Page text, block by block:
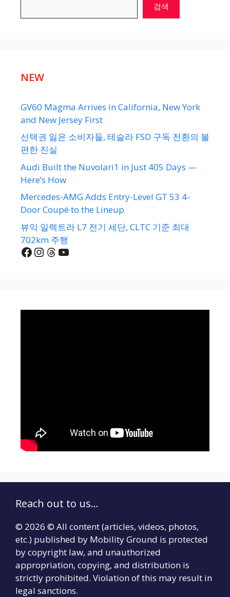
검색
NEW
GV60 Magma Arrives in California, New York
and New Jersey First
선택권 잃은 소비자들, 테슬라 FSD 구독 전환의 불
편한 진실
Audi Built the Nuvolari1 in Just 405 Days —
Here’s How
Mercedes-AMG Adds Entry-Level GT 53 4-
Door Coupé to the Lineup
뷰익 일렉트라 L7 전기 세단, CLTC 기준 최대
702km 주행
Facebook
Instagram
Threads
YouTube
Reach out to us...
© 2026 © All content (articles, videos, photos,
etc.) published by Mobility Ground is protected
by copyright law, and unauthorized
appropriation, copying, and distribution is
strictly prohibited. Violation of this may result in
legal sanctions.